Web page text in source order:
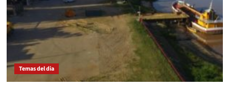
Temas del dia